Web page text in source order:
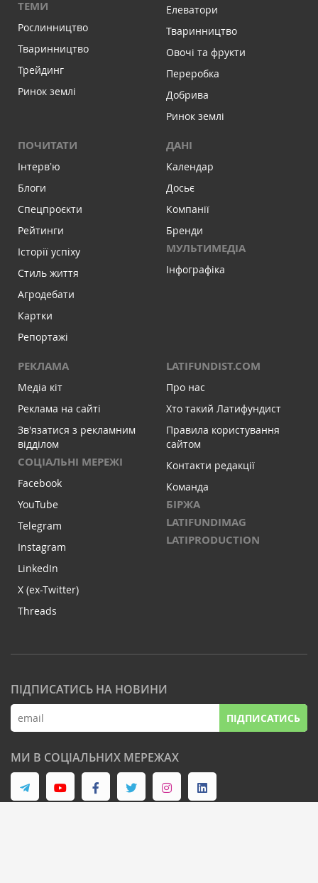
ТЕМИ
Рослинництво
Тваринництво
Трейдинг
Ринок землі
Елеватори
Тваринництво
Овочі та фрукти
Переробка
Добрива
Ринок землі
ПОЧИТАТИ
Інтервʼю
Блоги
Спецпроєкти
Рейтинги
Історії успіху
Стиль життя
Агродебати
Картки
Репортажі
ДАНІ
Календар
Досьє
Компанії
Бренди
МУЛЬТИМЕДІА
Інфографіка
РЕКЛАМА
Медіа кіт
Реклама на сайті
Зв'язатися з рекламним
відділом
СОЦІАЛЬНІ МЕРЕЖІ
Facebook
YouTube
Telegram
Instagram
LinkedIn
X (ex-Twitter)
Threads
LATIFUNDIST.COM
Про нас
Хто такий Латифундист
Правила користування
сайтом
Контакти редакції
Команда
БІРЖА
LATIFUNDIMAG
LATIPRODUCTION
ПІДПИСАТИСЬ НА НОВИНИ
ПІДПИСАТИСЬ
МИ В СОЦІАЛЬНИХ МЕРЕЖАХ